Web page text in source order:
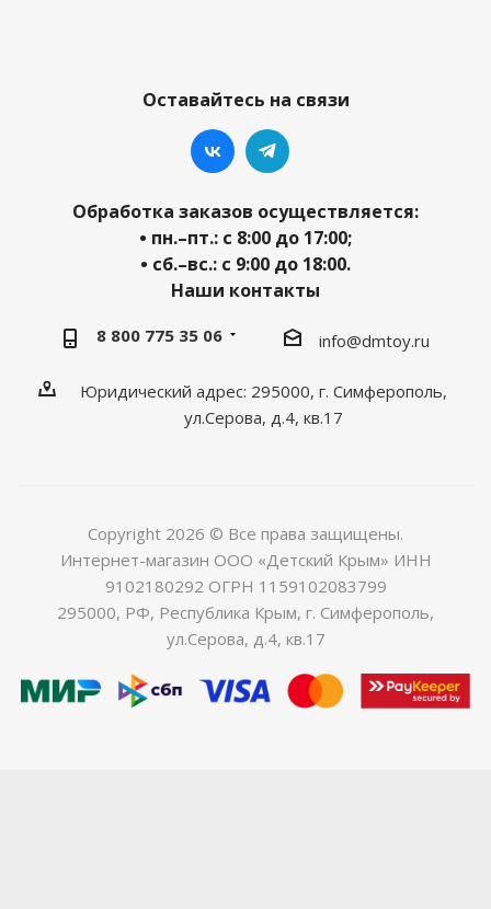
Оставайтесь на связи
Обработка заказов осуществляется:
• пн.–пт.: с 8:00 до 17:00;
• сб.–вс.: с 9:00 до 18:00.
Наши контакты
8 800 775 35 06 info@dmtoy.ru
Юридический адрес: 295000, г. Симферополь,
ул.Серова, д.4, кв.17
Copyright 2026 © Все права защищены.
Интернет-магазин ООО «Детский Крым» ИНН
9102180292 ОГРН 1159102083799
295000, РФ, Республика Крым, г. Симферополь,
ул.Серова, д.4, кв.17